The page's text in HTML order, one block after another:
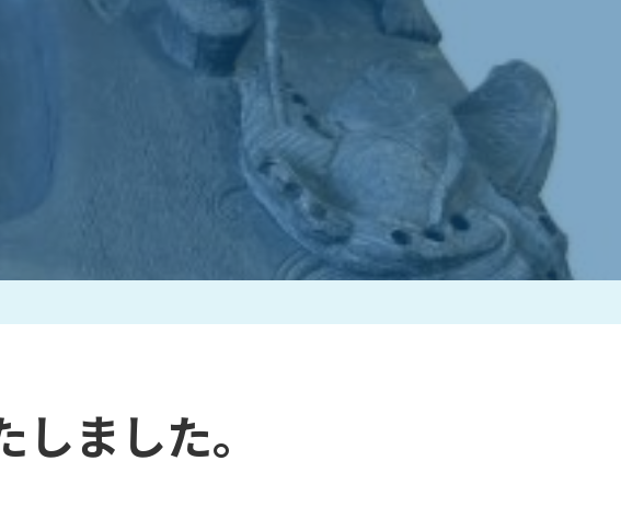
Facebook
掛軸買取
陶磁器・陶器買取
美術品・古美術品買取
ジュエリー・ウォッチ買取
店舗での買取
名古屋店
求人情報
ました。